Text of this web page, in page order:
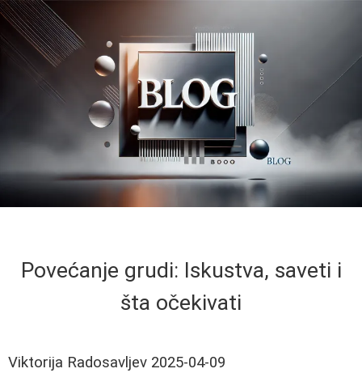
Povećanje grudi: Iskustva, saveti i
šta očekivati
Viktorija Radosavljev 2025-04-09